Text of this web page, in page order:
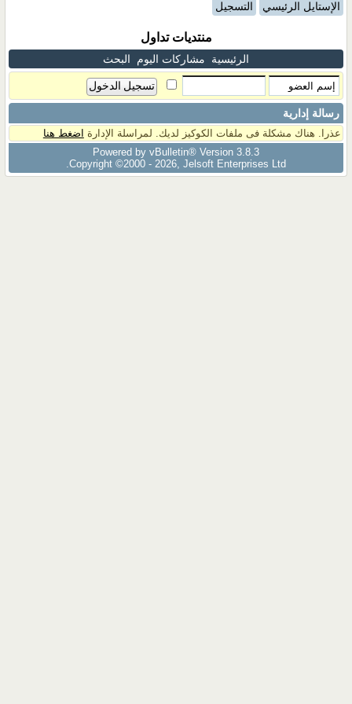
الإستايل الرئيسي التسجيل
منتديات تداول
الرئيسية مشاركات اليوم البحث
رسالة إدارية
عذرا. هناك مشكلة فى ملفات الكوكيز لديك. لمراسلة الإدارة اضغط هنا
Powered by vBulletin® Version 3.8.3
Copyright ©2000 - 2026, Jelsoft Enterprises Ltd.